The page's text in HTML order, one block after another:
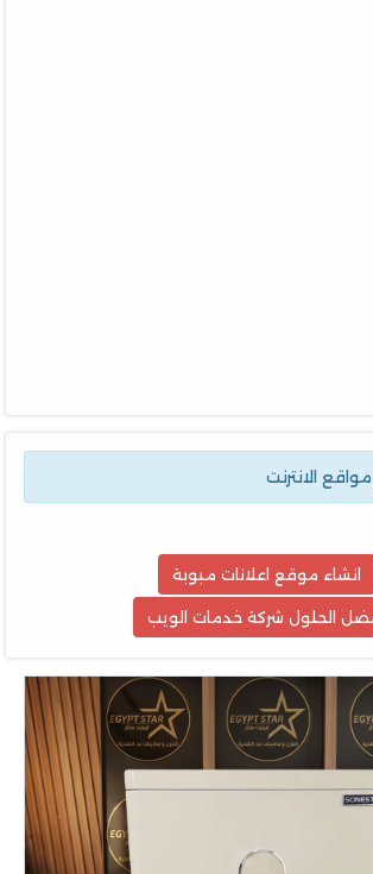
الانترنت
انشاء موقع اعلانات مبوبة
الحلول شركة خدمات الويب